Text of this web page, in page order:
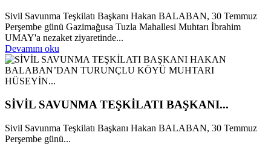
Sivil Savunma Teşkilatı Başkanı Hakan BALABAN, 30 Temmuz
Perşembe günü Gazimağusa Tuzla Mahallesi Muhtarı İbrahim
UMAY'a nezaket ziyaretinde...
Devamını oku
SİVİL SAVUNMA TEŞKİLATI BAŞKANI...
Sivil Savunma Teşkilatı Başkanı Hakan BALABAN, 30 Temmuz
Perşembe günü...